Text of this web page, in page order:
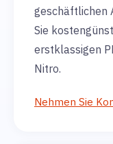
geschäftlichen
Sie
erstklassigen
Nitro.
Nehmen Sie